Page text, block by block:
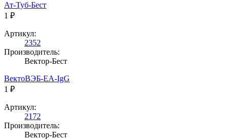
Ат-Туб-Бест
1 ₽
Артикул:
2352
Производитель:
Вектор-Бест
ВектоВЭБ-ЕА-IgG
1 ₽
Артикул:
2172
Производитель:
Вектор-Бест